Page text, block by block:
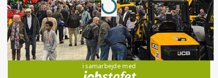
Loading...
Jobs
i samarbejde med